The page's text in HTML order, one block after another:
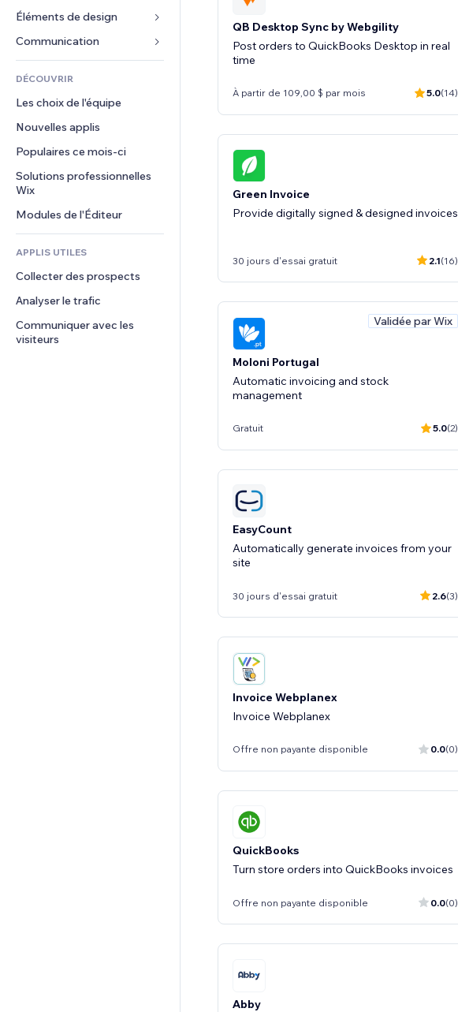
Événements
Restaurants
Immobilier
Réservations
Galerie
Musique
Podcasts
Photographie
Vidéo
PDF
Partage de fichiers
Actualités
Services de contenu
Effets de texte
Éléments de design
Cartes et navigation
Confidentialité
Horloge
Modèles de pages
Effets sur images
Boutons et menus
Bannières et badges
Calculateurs
Rechercher
Formulaires
Sondages
Chat
Commentaires
Téléphone
Communauté
Avis et commentaires
DÉCOUVRIR
Les choix de l'équipe
Nouvelles applis
Populaires ce mois‑ci
Solutions professionnelles
Wix
Modules de l'Éditeur
APPLIS UTILES
Collecter des prospects
Analyser le trafic
Communiquer avec les
visiteurs
QB Desktop Sync by Webgility
Post orders to QuickBooks Desktop in real
time
À partir de 109,00 $ par mois 5.0(14)
Green Invoice
Provide digitally signed & designed invoices
30 jours d'essai gratuit 2.1(16)
Validée par Wix
Moloni Portugal
Automatic invoicing and stock
management
Gratuit 5.0(2)
EasyCount
Automatically generate invoices from your
site
30 jours d'essai gratuit 2.6(3)
Invoice Webplanex
Invoice Webplanex
Offre non payante disponible 0.0(0)
QuickBooks
Turn store orders into QuickBooks invoices
Offre non payante disponible 0.0(0)
Abby